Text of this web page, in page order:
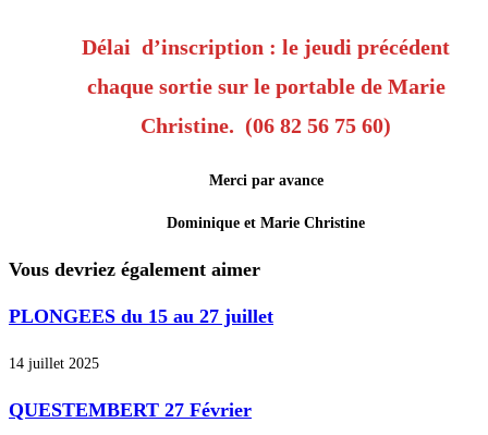
Délai d’inscription : le jeudi précédent
chaque sortie sur le portable de Marie
Christine. (06 82 56 75 60)
Merci par avance
Dominique et Marie Christine
Vous devriez également aimer
PLONGEES du 15 au 27 juillet
14 juillet 2025
QUESTEMBERT 27 Février